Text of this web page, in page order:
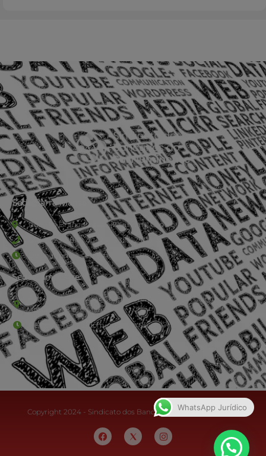
Sede Barra Mansa
Rua Rio Branco, nº107 (2º andar), Centro - Cep: 27.330-030
(24) 3323-2848 ou (24) 3323-2500
De segunda à sexta-feira , das 9h às 17h.
Sede Campestre:
Estrada Governador Chagas Freitas – 3.780 – Colônia Santo
Antônio – Barra Mansa
De terça-feira a domingo, das 9h às 17h
Copyright 2024 - Sindicato dos Bancários do Sul Fluminense
WhatsApp Jurídico